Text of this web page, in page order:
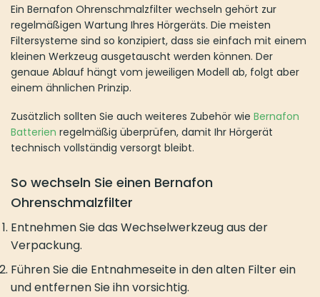
Ein Bernafon Ohrenschmalzfilter wechseln gehört zur
regelmäßigen Wartung Ihres Hörgeräts. Die meisten
Filtersysteme sind so konzipiert, dass sie einfach mit einem
kleinen Werkzeug ausgetauscht werden können. Der
genaue Ablauf hängt vom jeweiligen Modell ab, folgt aber
einem ähnlichen Prinzip.
Zusätzlich sollten Sie auch weiteres Zubehör wie Bernafon
Batterien regelmäßig überprüfen, damit Ihr Hörgerät
technisch vollständig versorgt bleibt.
So wechseln Sie einen Bernafon
Ohrenschmalzfilter
Entnehmen Sie das Wechselwerkzeug aus der
Verpackung.
Führen Sie die Entnahmeseite in den alten Filter ein
und entfernen Sie ihn vorsichtig.